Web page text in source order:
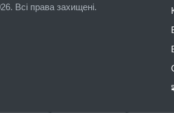
Всі права захищені.